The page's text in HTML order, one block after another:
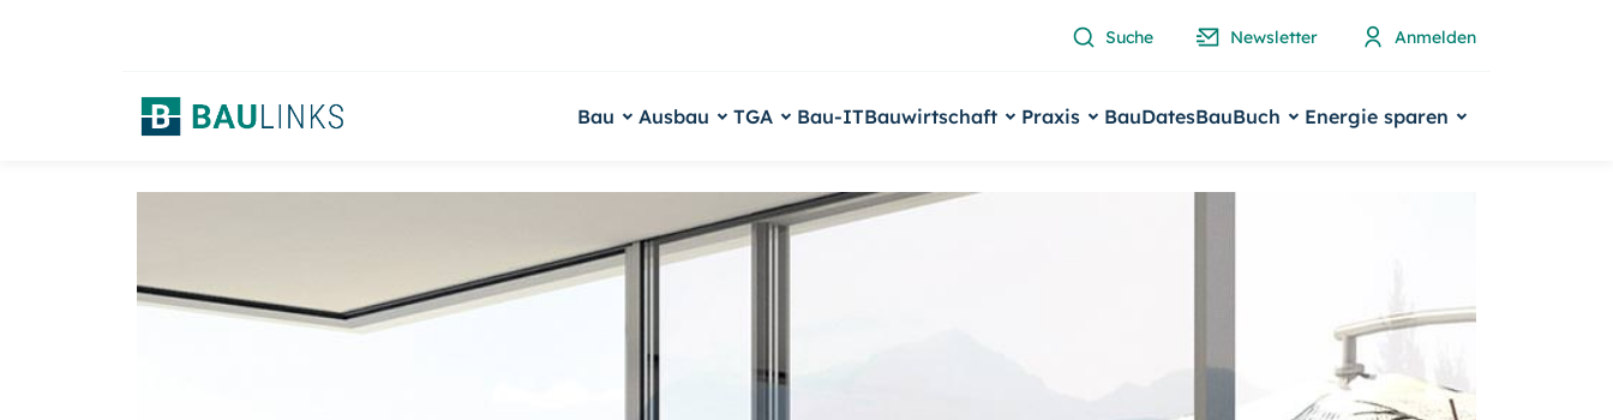
Suche Newsletter Anmelden
Bau Ausbau TGA Bau-ITBauwirtschaft Praxis BauDatesBauBuch Energie sparen